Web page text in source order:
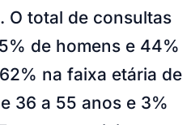
O total de consultas
de homens e 44%
na faixa etária de
36 a 55 anos e 3%